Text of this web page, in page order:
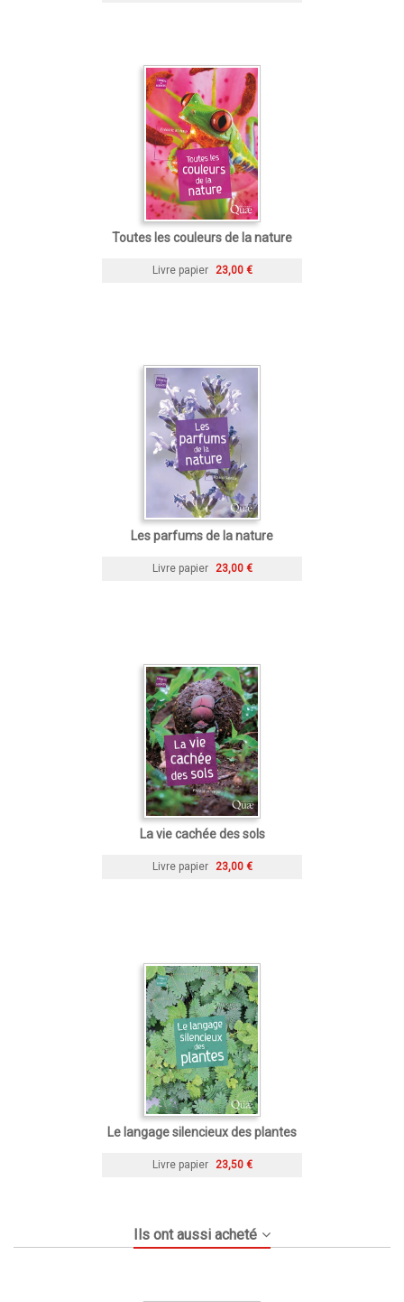
Toutes les couleurs de la nature
Livre papier 23,00 €
Les parfums de la nature
Livre papier 23,00 €
La vie cachée des sols
Livre papier 23,00 €
Le langage silencieux des plantes
Livre papier 23,50 €
Ils ont aussi acheté